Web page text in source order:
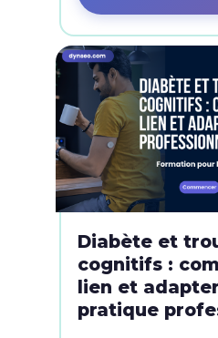
Diabète et
cognitifs :
lien et
pratique